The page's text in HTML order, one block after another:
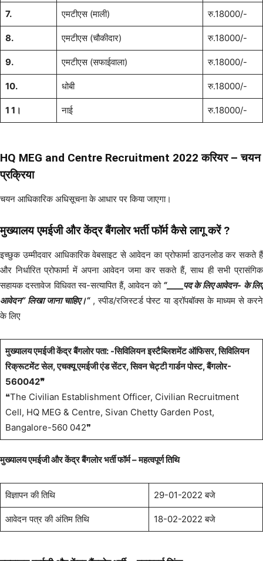
7. एमटीएस (माली) रु.18000/-
8. एमटीएस (चौकीदार) रु.18000/-
9. एमटीएस (सफाईवाला) रु.18000/-
10. धोबी रु.18000/-
1 1। नाई रु.18000/-
HQ MEG and Centre Recruitment 2022 करियर – चयन
प्रक्रिया
चयन आधिकारिक अधिसूचना के आधार पर किया जाएगा।
मुख्यालय एमईजी और केंद्र बैंगलोर भर्ती फॉर्मकैसे लागू करें ?
इच्छुक उम्मीदवार आधिकारिक वेबसाइट से आवेदन का प्रोफार्मा डाउनलोड कर सकते हैं
और निर्धारित प्रोफार्मा में अपना आवेदन जमा कर सकते हैं, साथ ही सभी प्रासंगिक
सहायक दस्तावेज विधिवत स्व-सत्यापित हैं, आवेदन को “____ पद के लिए आवेदन- के लिए
आवेदन” लिखा जाना चाहिए।“, स्पीड/रजिस्टर्ड पोस्ट या ड्रॉपबॉक्स के माध्यम से करने
के लिए
मुख्यालय एमईजी केंद्र बैंगलोर पता: -सिविलियन इस्टैब्लिशमेंट ऑफिसर, सिविलियन
रिक्रूटमेंट सेल, एचक्यू एमईजी एंड सेंटर, सिवन चेट्टी गार्डन पोस्ट, बैंगलोर-
560042❞
❝The Civilian Establishment Officer, Civilian Recruitment
Cell, HQ MEG & Centre, Sivan Chetty Garden Post,
Bangalore-560 042❞
मुख्यालय एमईजी और केंद्र बैंगलोर भर्ती फॉर्म –महत्वपूर्ण तिथि
विज्ञापन की तिथि 29-01-2022 बजे
आवेदन पत्र की अंतिम तिथि 18-02-2022 बजे